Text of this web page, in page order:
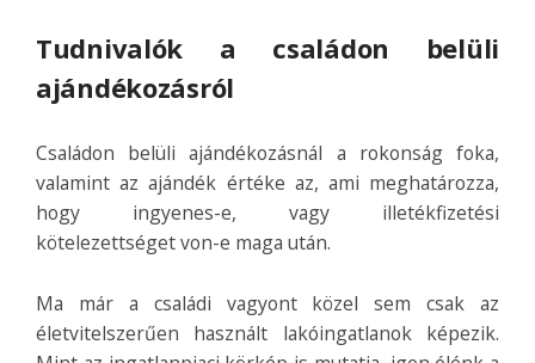
Tudnivalók a családon belüli
ajándékozásról
Családon belüli ajándékozásnál a rokonság foka,
valamint az ajándék értéke az, ami meghatározza,
hogy ingyenes-e, vagy illetékfizetési
kötelezettséget von-e maga után.
Ma már a családi vagyont közel sem csak az
életvitelszerűen használt lakóingatlanok képezik.